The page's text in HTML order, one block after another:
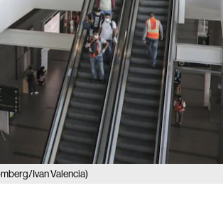
Ivan Valencia)